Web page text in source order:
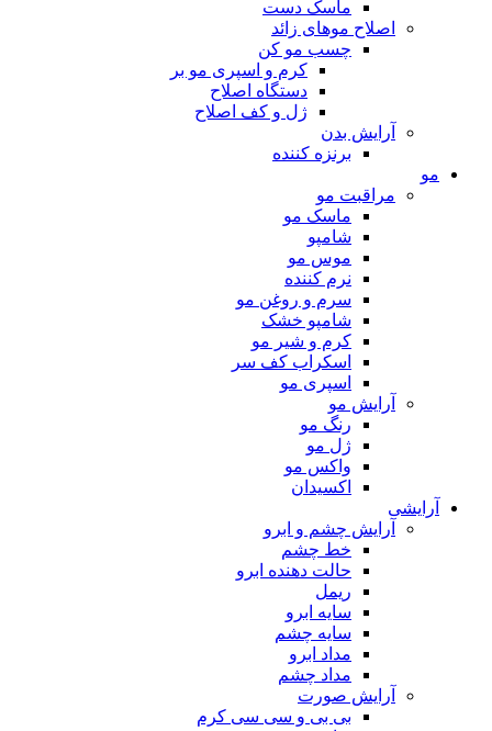
ماسک دست
اصلاح موهای زائد
چسب مو کن
کرم و اسپری مو بر
دستگاه اصلاح
ژل و کف اصلاح
آرایش بدن
برنزه کننده
مو
مراقبت مو
ماسک مو
شامپو
موس مو
نرم کننده
سرم و روغن مو
شامپو خشک
کرم و شیر مو
اسکراب کف سر
اسپری مو
آرایش مو
رنگ مو
ژل مو
واکس مو
اکسیدان
آرایشی
آرایش چشم و ابرو
خط چشم
حالت دهنده ابرو
ریمل
سایه ابرو
سایه چشم
مداد ابرو
مداد چشم
آرایش صورت
بی بی و سی سی کرم